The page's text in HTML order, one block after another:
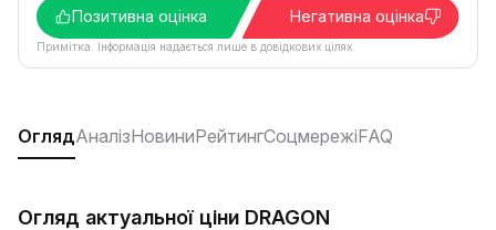
Позитивна оцінка
Негативна оцінка
Примітка. Інформація надається лише в довідкових цілях.
ОглядАналізНовиниРейтингСоцмережіFAQ
Огляд актуальної ціни DRAGON